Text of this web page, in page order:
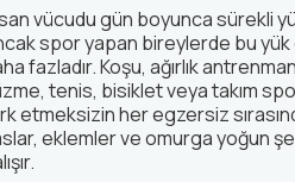
vücudu gün boyunca sürekli
spor yapan bireylerde bu
fazladır. Koşu, ağırlık
tenis, bisiklet veya takım
etmeksizin her egzersiz
eklemler ve omurga yoğun